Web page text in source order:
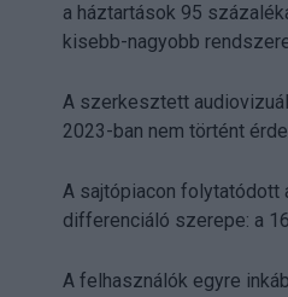
a háztartások 95
kisebb-nagyobb
A szerkesztett
2023-ban nem történt
A sajtópiacon folytatódott
differenciáló szerepe: a
A felhasználók egyre